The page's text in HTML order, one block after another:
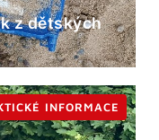
z dětských
INFORMACE